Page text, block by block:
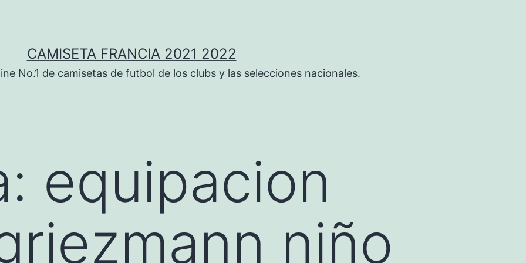
CAMISETA FRANCIA 2021 2022
No.1 de camisetas de futbol de los clubs y las selecciones nacionales.
equipacion
niño